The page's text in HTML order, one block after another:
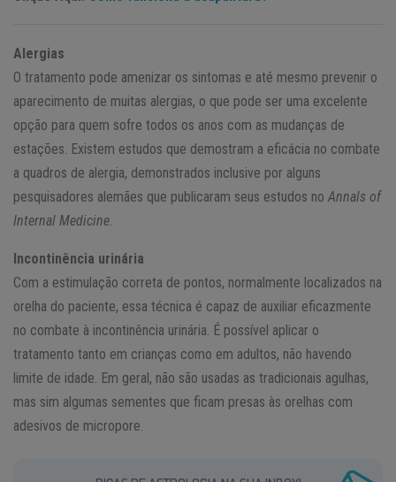
Alergias
O tratamento pode amenizar os sintomas e até mesmo prevenir o
aparecimento de muitas alergias, o que pode ser uma excelente
opção para quem sofre todos os anos com as mudanças de
estações. Existem estudos que demostram a eficácia no combate
a quadros de alergia, demonstrados inclusive por alguns
pesquisadores alemães que publicaram seus estudos no Annals of
Internal Medicine
Incontinência urinária
Com a estimulação correta de pontos, normalmente localizados na
orelha do paciente, essa técnica é capaz de auxiliar eficazmente
no combate à incontinência urinária. É possível aplicar o
tratamento tanto em crianças como em adultos, não havendo
limite de idade. Em geral, não são usadas as tradicionais agulhas,
mas sim algumas sementes que ficam presas às orelhas com
adesivos de micropore.